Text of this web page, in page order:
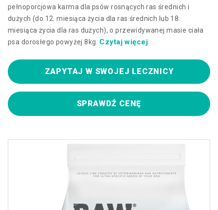
pełnoporcjowa karma dla psów rosnących ras średnich i
dużych (do 12. miesiąca życia dla ras średnich lub 18.
miesiąca życia dla ras dużych), o przewidywanej masie ciała
psa dorosłego powyżej 8kg. Czytaj więcej
ZAPYTAJ W SWOJEJ LECZNICY
SPRAWDŹ CENĘ